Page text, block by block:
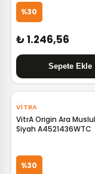
%30
₺ 1.246,56
VITRA
VitrA Origin Ara
Siyah A4521436WTC
%30